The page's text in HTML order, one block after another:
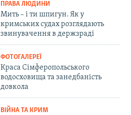
ПРАВА ЛЮДИНИ
Мить – і ти шпигун. Як у
кримських судах розглядають
звинувачення в держзраді
ФОТОГАЛЕРЕЇ
Краса Сімферопольського
водосховища та занедбаність
довкола
ВІЙНА ТА КРИМ